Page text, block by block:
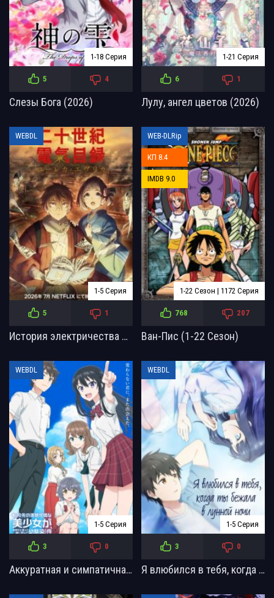
1-18 Серия
5 4
Слезы Бога (2026)
1-21 Серия
6 1
Лулу, ангел цветов (2026)
WEBDL
1-5 Серия
5 1
История электричества в двадцатом веке (2026)
WEB-DLRip
КП 8.4
IMDB 9.0
1-22 Сезон | 1172 Серия
768 207
Ван-Пис (1-22 Сезон)
WEBDL
1-5 Серия
3 0
Аккуратная и симпатичная девочка в моей новой школе (2026)
WEBDL
1-5 Серия
3 0
Я влюбился в тебя, когда ты бежала в лунной ночи (2026)